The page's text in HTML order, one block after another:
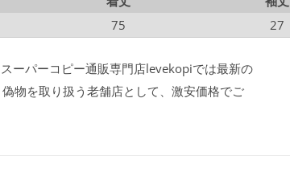
75 27
ーパーコピー通販専門店levekopiでは最新の
物を取り扱う老舗店として、激安価格でご